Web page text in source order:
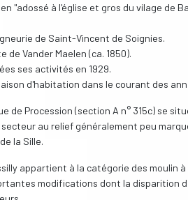
"adossé à l'église et gros du vilage de
de Saint-Vincent de Soignies.
de Vander Maelen (ca. 1850).
ses activités en 1929.
d'habitation dans le courant des
de Procession (section A n° 315c) se
secteur au relief généralement peu
la Sille.
appartient à la catégorie des moulin
modifications dont la disparition